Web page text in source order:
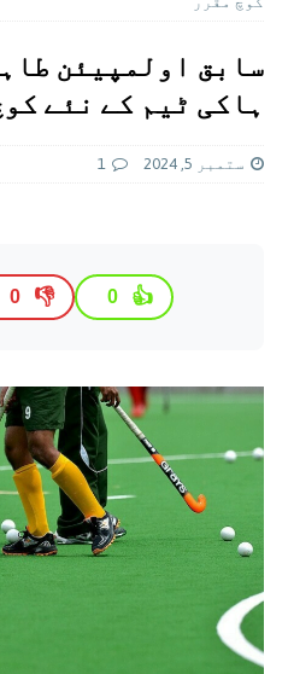
سابق اولمپیئن
ہاکی ٹیم کے نئے
ستمبر 5, 2024 1
👍
0
👎
0